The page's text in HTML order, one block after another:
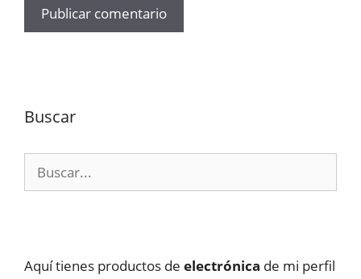
Buscar
Aquí tienes productos de electrónica de mi perfil